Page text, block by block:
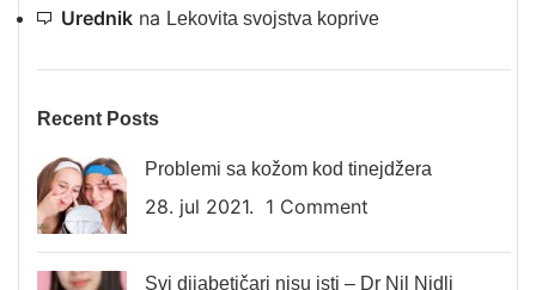
Urednik na Lekovita svojstva koprive
Recent Posts
Problemi sa kožom kod tinejdžera
28. jul 2021. 1 Comment
Svi dijabetičari nisu isti – Dr Nil Nidli